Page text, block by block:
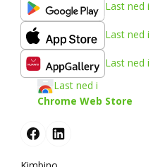
Last ned i
Last ned i
Last ned i
Last ned i
Chrome Web Store